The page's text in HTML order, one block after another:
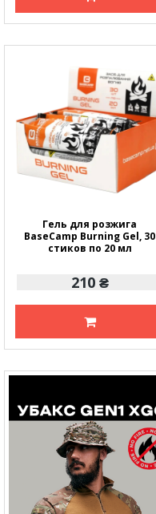
Гель для розжига
BaseCamp Burning Gel, 30
стиков по 20 мл
210 ₴